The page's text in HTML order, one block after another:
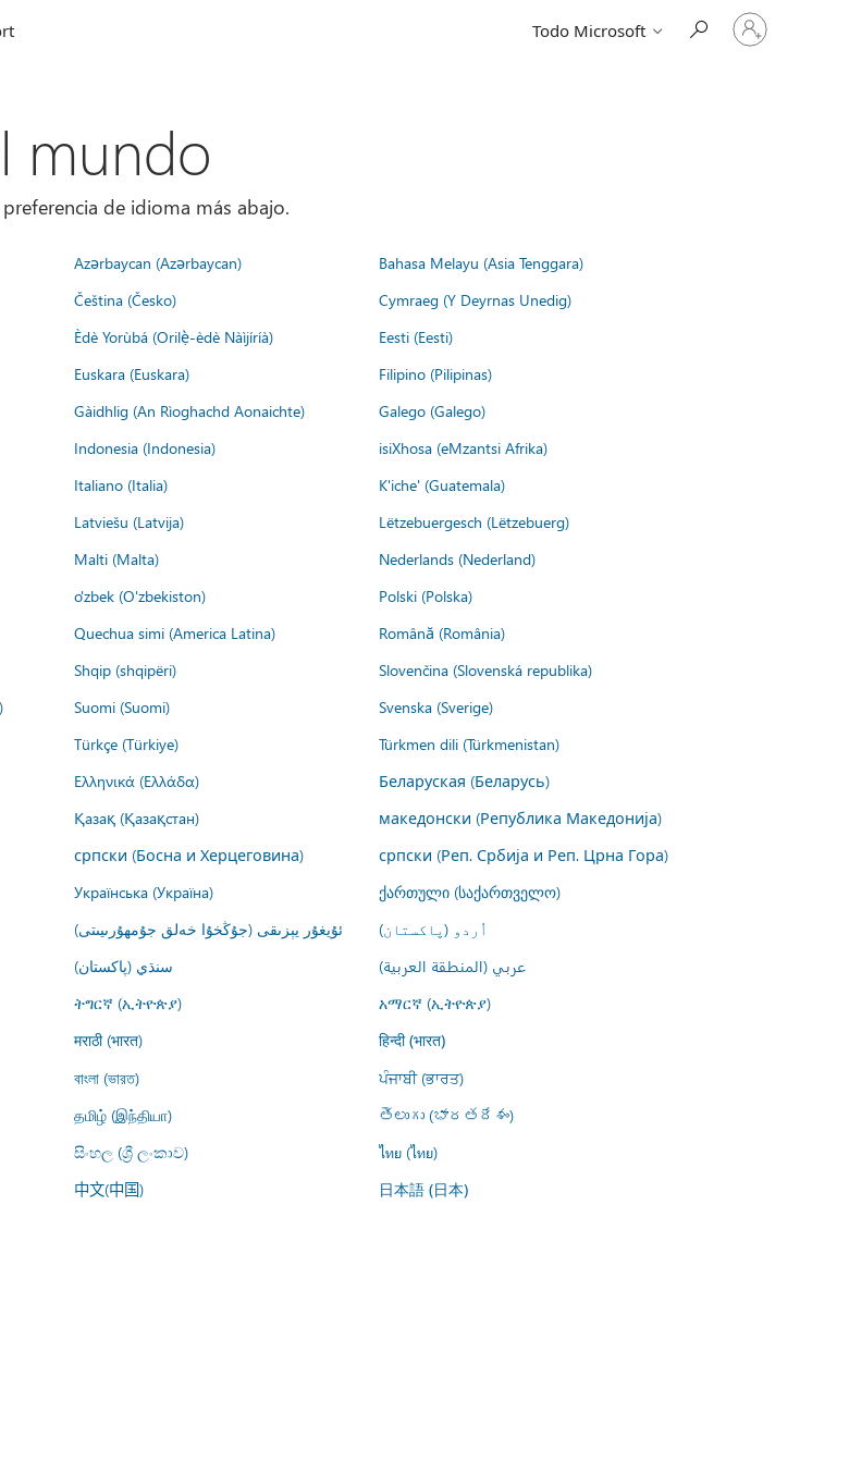
Todo Microsoft
Iniciar
sesión
mundo
de idioma más abajo.
Azərbaycan (Azərbaycan)
Bahasa Melayu (Asia Tenggara)
Čeština (Česko)
Cymraeg (Y Deyrnas Unedig)
Èdè Yorùbá (Orilẹ̀-èdè Nàìjíríà)
Eesti (Eesti)
Euskara (Euskara)
Filipino (Pilipinas)
Gàidhlig (An Rìoghachd Aonaichte)
Galego (Galego)
Indonesia (Indonesia)
isiXhosa (eMzantsi Afrika)
Italiano (Italia)
K'iche' (Guatemala)
Latviešu (Latvija)
Lëtzebuergesch (Lëtzebuerg)
Malti (Malta)
Nederlands (Nederland)
o'zbek (O'zbekiston)
Polski (Polska)
Quechua simi (America Latina)
Română (România)
Shqip (shqipëri)
Slovenčina (Slovenská republika)
Suomi (Suomi)
Svenska (Sverige)
Türkçe (Türkiye)
Türkmen dili (Türkmenistan)
Ελληνικά (Ελλάδα)
Беларуская (Беларусь)
Қазақ (Қазақстан)
македонски (Република Македонија)
српски (Босна и Херцеговина)
српски (Реп. Србија и Реп. Црна Гора)
Українська (Україна)
ქართული (საქართველო)
ئۇيغۇر يېزىقى (جۇڭخۇا خەلق جۇمھۇرىيىتى)
اُردو (پاکستان)
سنڌي (پاکستان)
عربي (المنطقة العربية)
ትግርኛ (ኢትዮጵያ) አማርኛ (ኢትዮጵያ)
मराठी (भारत) हिन्दी (भारत)
বাংলা (ভারত)
ਪੰਜਾਬੀ (ਭਾਰਤ)
தமிழ் (இந்தியா)
తెలుగు (భారతదేశం)
සිංහල (ශ්‍රී ලංකාව)
ไทย (ไทย)
中文(中国) 日本語 (日本)